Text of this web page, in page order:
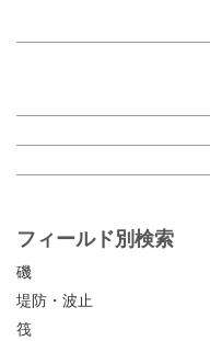
フィールド別検索
磯
堤防・波止
筏